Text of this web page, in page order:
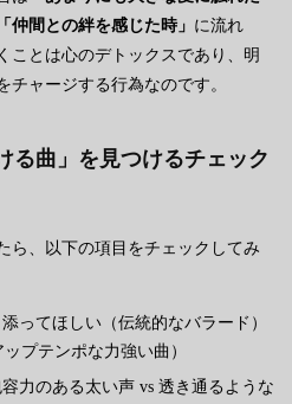
仲間との絆を感じた時」 に流れ
ことは心のデトックスであり、明
チャージする行為なのです。
る曲」を見つけるチェック
ら、以下の項目をチェックしてみ
ってほしい（伝統的なバラード）
プテンポな力強い曲）
力のある太い声 vs 透き通るような